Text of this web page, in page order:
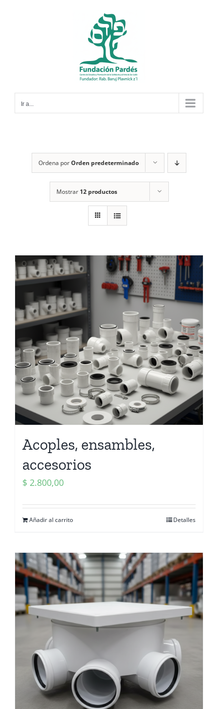
Ir a...
Ordena porOrden predeterminado
Mostrar 12 productos
Acoples, ensambles,
accesorios
$ 2.800,00
Añadir al carrito Detalles